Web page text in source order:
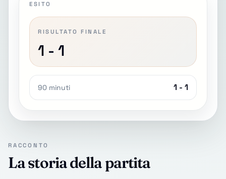
ESITO
RISULTATO FINALE
1 - 1
90 minuti 1 - 1
RACCONTO
La storia della partita